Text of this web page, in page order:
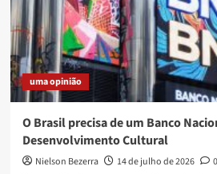
de
Rua:
Rimas,
Territórios
e
Cidadania
uma opinião
O Brasil precisa de um Banco
Desenvolvimento Cultural
Nielson Bezerra 14 de julho de 2026
0